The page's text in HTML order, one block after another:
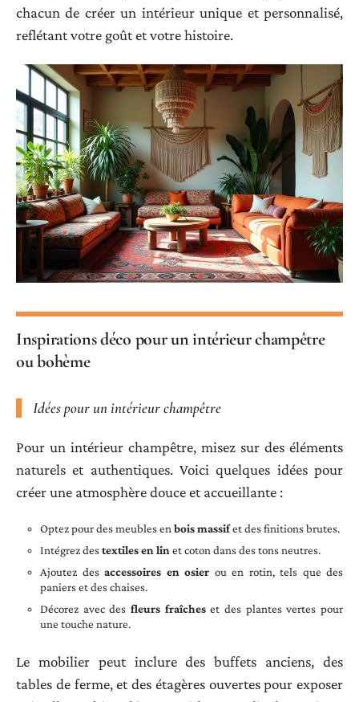
chacun de créer un intérieur unique et personnalisé,
reflétant votre goût et votre histoire.
Inspirations déco pour un intérieur champêtre
ou bohème
Idées pour un intérieur champêtre
Pour un intérieur champêtre, misez sur des éléments
naturels et authentiques. Voici quelques idées pour
créer une atmosphère douce et accueillante :
Optez pour des meubles enbois massifet des finitions brutes.
Intégrez destextiles en linet coton dans des tons neutres.
Ajoutez des accessoires en osier ou en rotin, tels que des
paniers et des chaises.
Décorez avec des fleurs fraîcheset des plantes vertes pour
une touche nature.
Le mobilier peut inclure des buffets anciens, des
tables de ferme, et des étagères ouvertes pour exposer